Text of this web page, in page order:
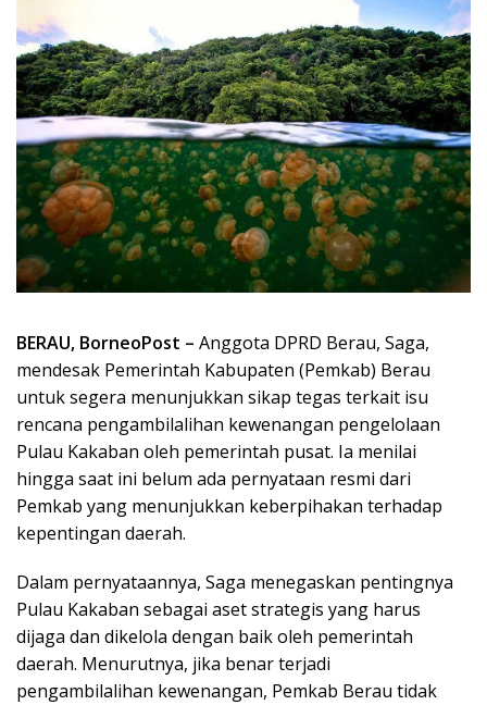
BERAU, BorneoPost – Anggota DPRD Berau, Saga,
mendesak Pemerintah Kabupaten (Pemkab) Berau
untuk segera menunjukkan sikap tegas terkait isu
rencana pengambilalihan kewenangan pengelolaan
Pulau Kakaban oleh pemerintah pusat. Ia menilai
hingga saat ini belum ada pernyataan resmi dari
Pemkab yang menunjukkan keberpihakan terhadap
kepentingan daerah.
Dalam pernyataannya, Saga menegaskan pentingnya
Pulau Kakaban sebagai aset strategis yang harus
dijaga dan dikelola dengan baik oleh pemerintah
daerah. Menurutnya, jika benar terjadi
pengambilalihan kewenangan, Pemkab Berau tidak